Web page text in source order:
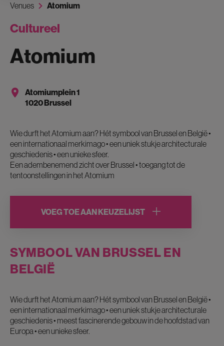
Venues Atomium
Cultureel
Atomium
Atomiumplein 1
1020 Brussel
Wie durft het Atomium aan? Hét symbool van Brussel en België •
een internationaal merkimago • een uniek stukje architecturale
geschiedenis • een unieke sfeer.
Een adembenemend zicht over Brussel • toegang tot de
tentoonstellingen in het Atomium
VOEG TOE AAN KEUZELIJST
SYMBOOL VAN BRUSSEL EN
BELGIË
Wie durft het Atomium aan? Hét symbool van Brussel en België •
een internationaal merkimago • een uniek stukje architecturale
geschiedenis • meest fascinerende gebouw in de hoofdstad van
Europa • een unieke sfeer.